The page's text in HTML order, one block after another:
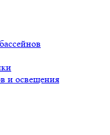
и освещения